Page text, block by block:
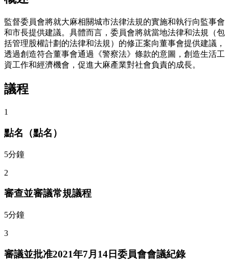
監督委員會將就大麻相關城市法律法規的實施和執行向監事會
和市長提供建議。具體而言，委員會將就當地法律和法規（包
括管理股權計劃的法律和法規）的修正案向董事會提供建議，
透過創造符合董事會通過《警察法》條款的意圖，創造生活工
資工作和經濟機會，促進大麻產業對社會負責的成長。
議程
1
點名（點名）
5分鐘
2
審查並審議常規議程
5分鐘
3
審議並批准2021年7月14日委員會會議紀錄